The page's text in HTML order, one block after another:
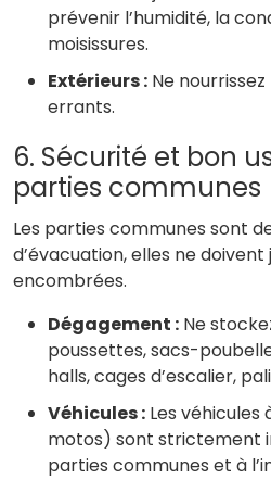
prévenir l’humidité, la
moisissures.
Extérieurs : Ne
errants.
6. Sécurité et bon
parties communes
Les parties communes sont
d’évacuation, elles ne
encombrées.
Dégagement : Ne
poussettes, sacs-
halls, cages d’escalier,
Véhicules : Les
motos) sont strictement
parties communes et à